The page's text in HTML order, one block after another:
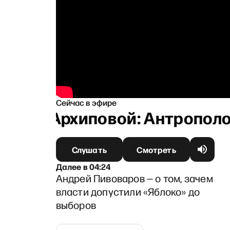
Сейчас в эфире
Архиповой:
Слушать
Смотреть
Далеев04:24
Андрей Пивоваров — о том, зачем
власти допустили «Яблоко» до
выборов